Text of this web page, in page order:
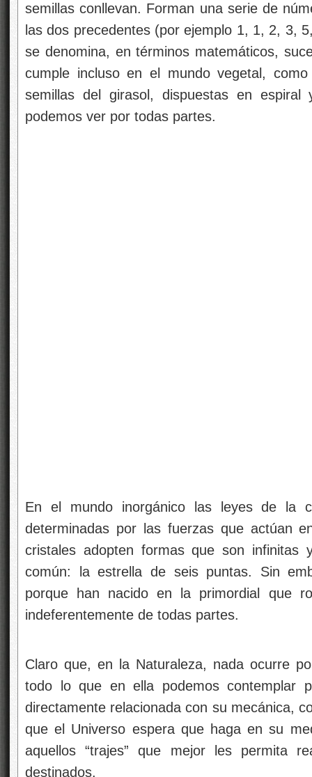
semillas conllevan. Forman una serie de
las dos precedentes (por ejemplo 1, 1, 2, 3,
se denomina, en términos matemáticos,
cumple incluso en el mundo vegetal,
semillas del girasol, dispuestas en
podemos ver por todas partes.
En el mundo inorgánico las leyes de la
determinadas por las fuerzas que actúan
cristales adopten formas que son
común: la estrella de seis puntas. Sin
porque han nacido en la primordial que
indeferentemente de todas partes.
Claro que, en la Naturaleza, nada ocurre
todo lo que en ella podemos contemplar
directamente relacionada con su mecánica,
que el Universo espera que haga en su
aquellos “trajes” que mejor les permita
destinados.